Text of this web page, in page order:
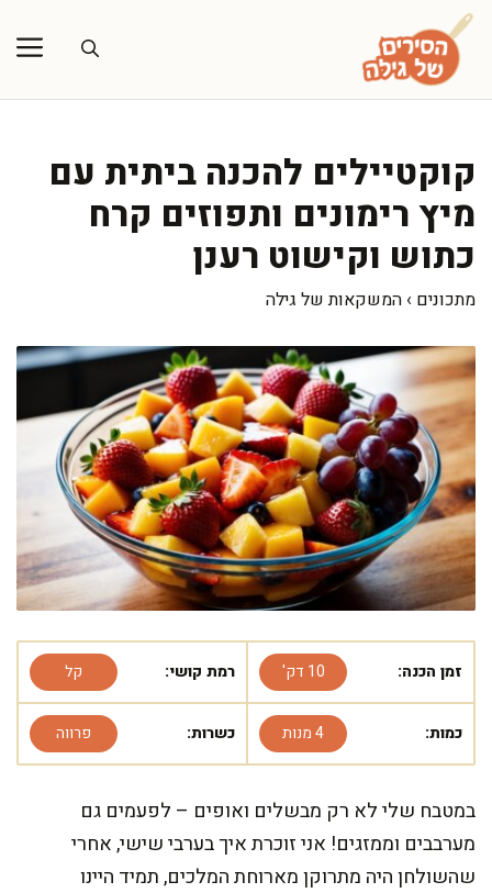
לדלג
לתוכן
קוקטיילים להכנה ביתית עם
מיץ רימונים ותפוזים קרח
כתוש וקישוט רענן
מתכונים › המשקאות של גילה
זמן הכנה: 10 דק' רמת קושי: קל
כמות: 4 מנות כשרות: פרווה
במטבח שלי לא רק מבשלים ואופים – לפעמים גם
מערבבים וממזגים! אני זוכרת איך בערבי שישי, אחרי
שהשולחן היה מתרוקן מארוחת המלכים, תמיד היינו